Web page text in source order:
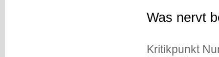
Was nervt
Kritikpunkt